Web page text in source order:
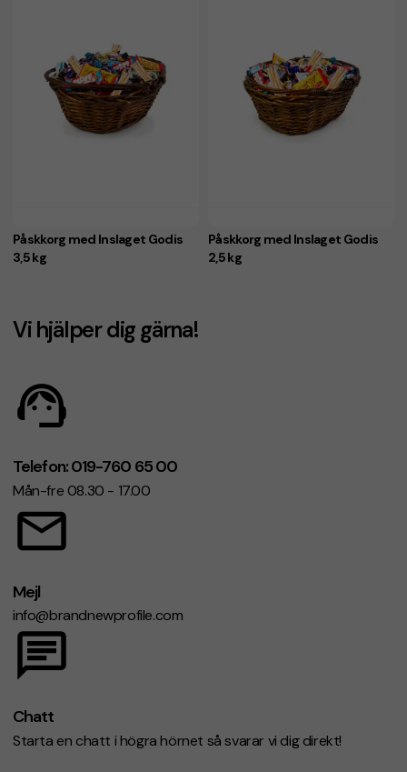
Påskkorg med Inslaget Godis
3,5 kg
Påskkorg med Inslaget Godis
2,5 kg
Vi hjälper dig gärna!
Telefon: 019-760 65 00
Mån-fre 08.30 - 17.00
Mejl
info@brandnewprofile.com
Chatt
Starta en chatt i högra hörnet så svarar vi dig direkt!